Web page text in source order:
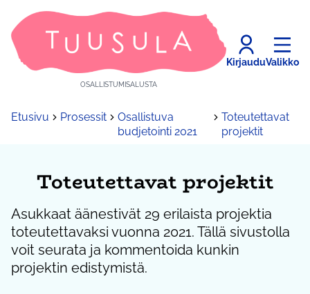
OSALLISTUMISALUSTA
KirjauduValikko
Etusivu Prosessit
Osallistuva
budjetointi 2021
Toteutettavat
projektit
Toteutettavat projektit
Asukkaat äänestivät 29 erilaista projektia
toteutettavaksi vuonna 2021. Tällä sivustolla
voit seurata ja kommentoida kunkin
projektin edistymistä.